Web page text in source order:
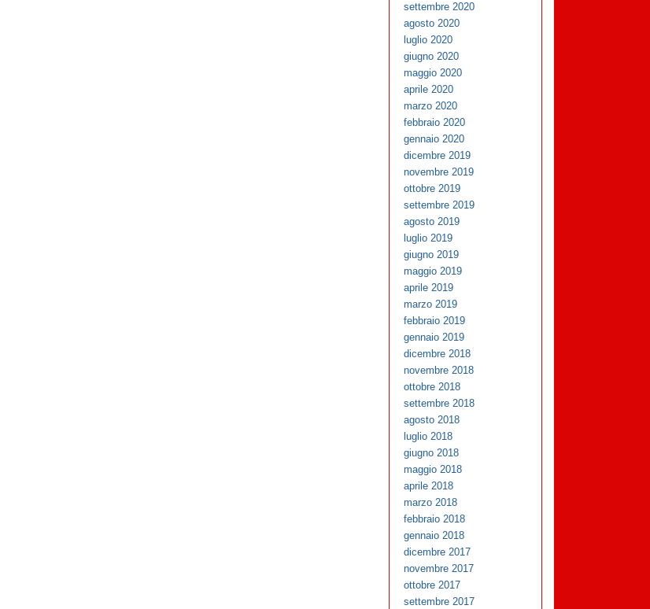
settembre 2020
agosto 2020
luglio 2020
giugno 2020
maggio 2020
aprile 2020
marzo 2020
febbraio 2020
gennaio 2020
dicembre 2019
novembre 2019
ottobre 2019
settembre 2019
agosto 2019
luglio 2019
giugno 2019
maggio 2019
aprile 2019
marzo 2019
febbraio 2019
gennaio 2019
dicembre 2018
novembre 2018
ottobre 2018
settembre 2018
agosto 2018
luglio 2018
giugno 2018
maggio 2018
aprile 2018
marzo 2018
febbraio 2018
gennaio 2018
dicembre 2017
novembre 2017
ottobre 2017
settembre 2017